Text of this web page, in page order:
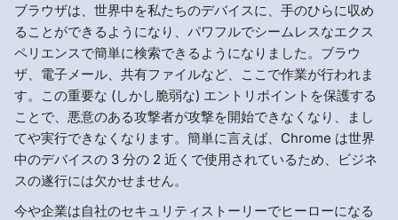
ブラウザは、世界中を私たちのデバイスに、手のひらに収め
ることができるようになり、パワフルでシームレスなエクス
ペリエンスで簡単に検索できるようになりました。ブラウ
ザ、電子メール、共有ファイルなど、ここで作業が行われま
す。この重要な (しかし脆弱な) エントリポイントを保護する
ことで、悪意のある攻撃者が攻撃を開始できなくなり、まし
てや実行できなくなります。簡単に言えば、Chrome は世界
中のデバイスの 3 分の 2 近くで使用されているため、ビジネ
スの遂行には欠かせません。
今や企業は自社のセキュリティストーリーでヒーローになる